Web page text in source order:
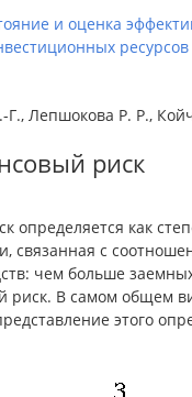
и оценка
Лепшокова Р. Р.,
риск
определяется как
связанная с
чем больше
риск. В самом общем
этого